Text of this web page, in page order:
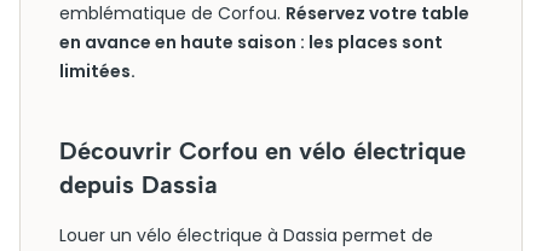
emblématique de Corfou. Réservez votre table
en avance en haute saison : les places sont
limitées.
Découvrir Corfou en vélo électrique
depuis Dassia
Louer un vélo électrique à Dassia permet de